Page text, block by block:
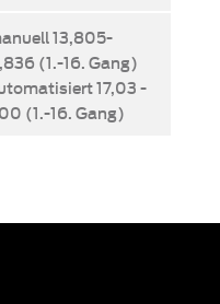
13,805-
(1.-16. Gang)
17,03 -
(1.-16. Gang)